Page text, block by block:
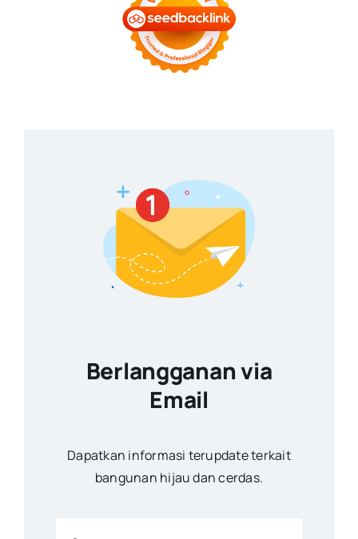
Berlangganan via
Email
Dapatkan informasi terupdate terkait
bangunan hijau dan cerdas.